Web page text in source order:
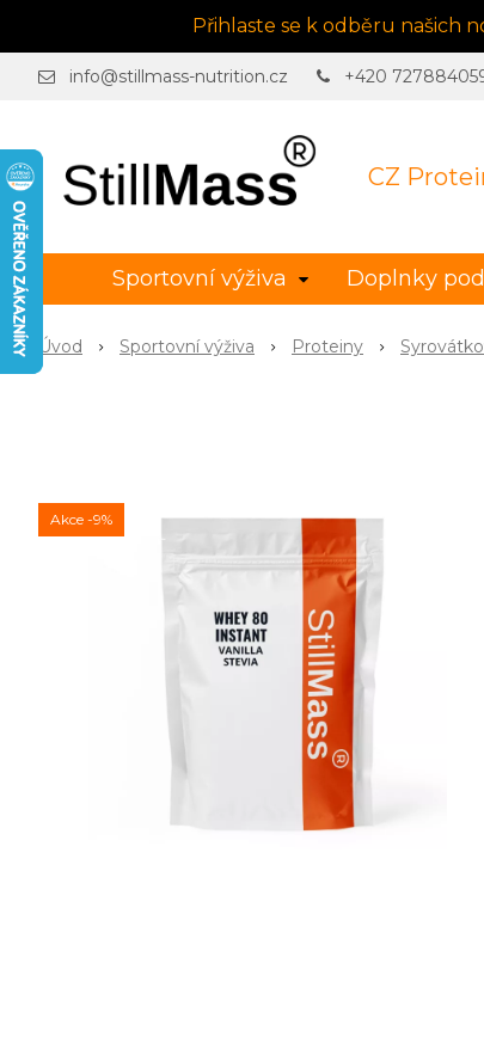
Přihlaste se k odběru našich
CZ
info@stillmass-nutrition.cz +420
Sportovní výživa Doplnky
Úvod Sportovní výživa Proteiny
Akce -9%